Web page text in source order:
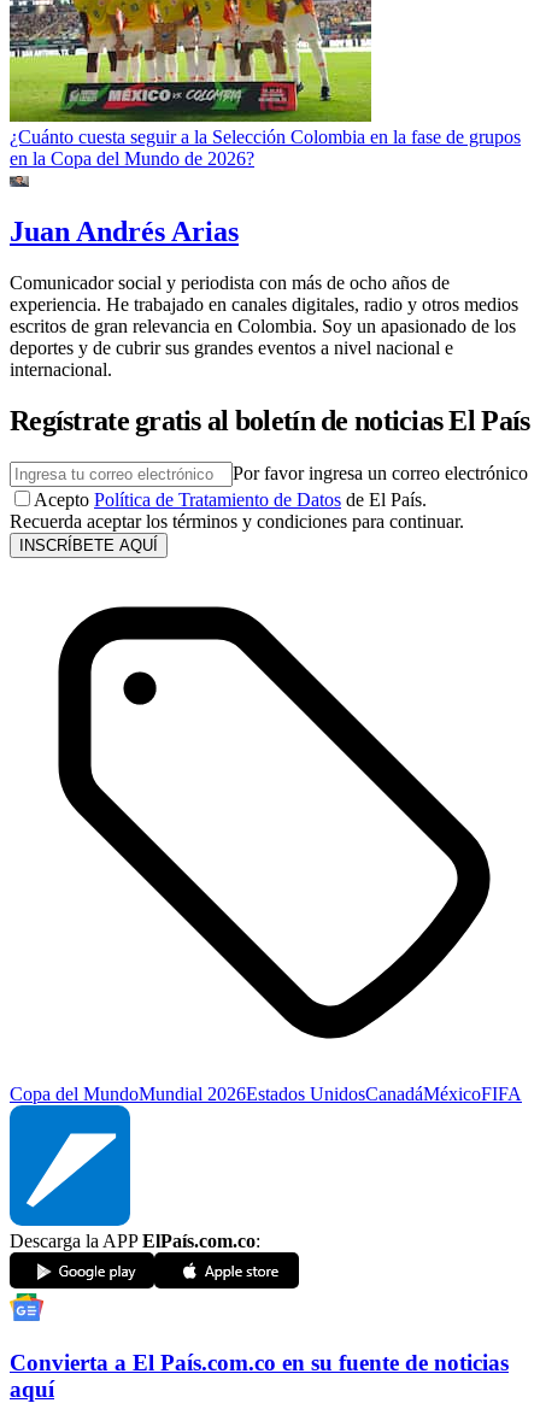
¿Cuánto cuesta seguir a la Selección Colombia en la fase de grupos
en la Copa del Mundo de 2026?
Juan Andrés Arias
Comunicador social y periodista con más de ocho años de
experiencia. He trabajado en canales digitales, radio y otros medios
escritos de gran relevancia en Colombia. Soy un apasionado de los
deportes y de cubrir sus grandes eventos a nivel nacional e
internacional.
Regístrate gratis al boletín de noticias El País
Por favor ingresa un correo electrónico
Acepto Política de Tratamiento de Datos de El País.
Recuerda aceptar los términos y condiciones para continuar.
INSCRÍBETE AQUÍ
Copa del MundoMundial 2026Estados UnidosCanadáMéxicoFIFA
Descarga la APPElPaís.com.co:
Convierta a El País.com.co en su fuente de noticias
aquí